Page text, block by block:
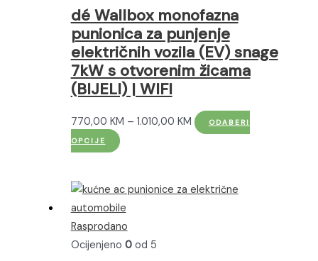
mogu
odabrati
na
stranici
proizvoda
dé Wallbox monofazna
punionica za punjenje
električnih vozila (EV) snage
7kW s otvorenim žicama
(BIJELI) | WIFI
770,00 KM – 1.010,00 KMRaspon
do
ODABERI
OPCIJE
Ovaj
više
varijanti.
Opcije
se
Rasprodano
Ocijenjeno 0od 5